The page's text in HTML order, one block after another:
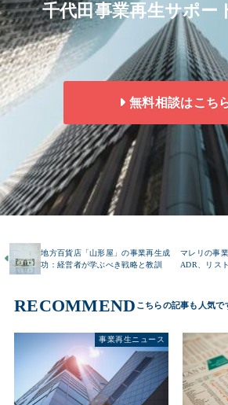
千代田事業再生サポー
無料相談はこち
地方百貨店「山形屋」の事業再生成
功：経営者が学ぶべき戦略と教訓
マレリの事
ADR、リス
RECOMMEND
事業再生ニュース